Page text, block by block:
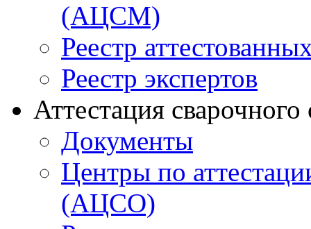
(АЦСМ)
Реестр
Реестр экспертов
Аттестация
Документы
Центры по
(АЦСО)